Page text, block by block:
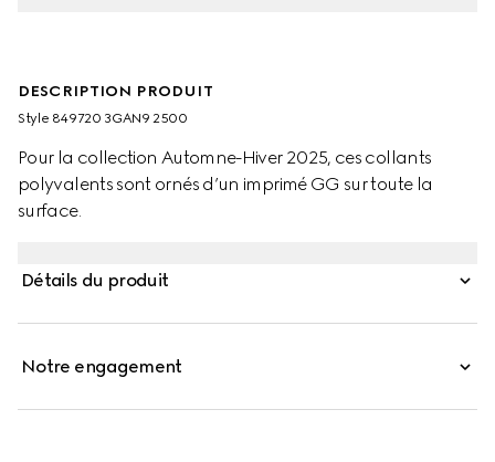
DESCRIPTION PRODUIT
Style ‎849720 3GAN9 2500
Pour la collection Automne-Hiver 2025, ces collants
polyvalents sont ornés d’un imprimé GG sur toute la
surface.
Détails du produit
Notre engagement